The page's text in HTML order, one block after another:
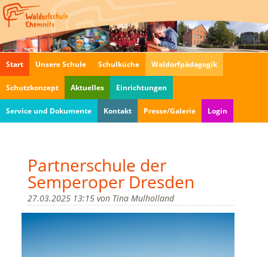
Start Unsere Schule Schulküche Waldorfpädagogik
Schutzkonzept Aktuelles Einrichtungen
Service und Dokumente Kontakt Presse/Galerie Login
Partnerschule der
Semperoper Dresden
27.03.2025 13:15von Tina Mulholland